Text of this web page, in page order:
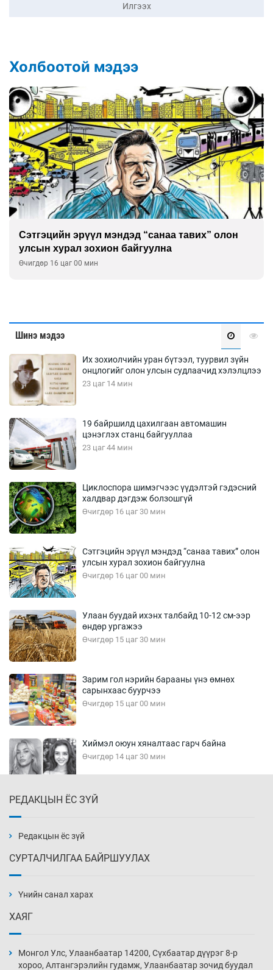
Илгээх
Холбоотой мэдээ
Сэтгэцийн эрүүл мэндэд “санаа тавих” олон
улсын хурал зохион байгуулна
Өчигдөр 16 цаг 00 мин
Шинэ мэдээ
Их зохиолчийн уран бүтээл, туурвил зүйн
онцлогийг олон улсын судлаачид хэлэлцлээ
23 цаг 14 мин
19 байршилд цахилгаан автомашин
цэнэглэх станц байгууллаа
23 цаг 44 мин
Циклоспора шимэгчээс үүдэлтэй гэдэсний
халдвар дэгдэж болзошгүй
Өчигдөр 16 цаг 30 мин
Сэтгэцийн эрүүл мэндэд “санаа тавих” олон
улсын хурал зохион байгуулна
Өчигдөр 16 цаг 00 мин
Улаан буудай ихэнх талбайд 10-12 см-ээр
өндөр ургажээ
Өчигдөр 15 цаг 30 мин
Зарим гол нэрийн барааны үнэ өмнөх
сарынхаас буурчээ
Өчигдөр 15 цаг 00 мин
Хиймэл оюун хяналтаас гарч байна
Өчигдөр 14 цаг 30 мин
Өчигдөр 14 цаг 00 мин
нэмэгджээ
Өчигдөр 13 цаг 30 мин
РЕДАКЦЫН ЁС ЗҮЙ
Редакцын ёс зүй
СУРТАЛЧИЛГАА БАЙРШУУЛАХ
Үнийн санал харах
ХАЯГ
Монгол Улс, Улаанбаатар 14200, Сүхбаатар дүүрэг 8-р
хороо, Алтангэрэлийн гудамж, Улаанбаатар зочид буудал